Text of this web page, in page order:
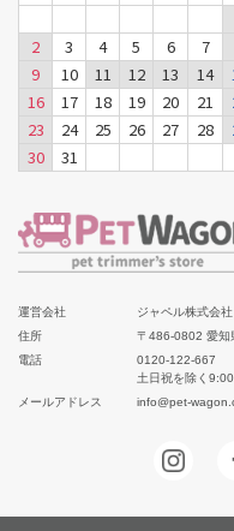
2
3 4 5 6 7
9
10 11 12 13 14
16
17 18 19 20 21
23
24 25 26 27 28
30
31
運営会社
ジャペル株式会社
住所
〒486-0802 愛知
電話
0120-122-667
土日祝を除く
メールアドレス
info@pet-